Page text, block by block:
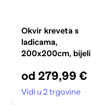
Okvir kreveta s
ladicama,
200x200cm, bijeli
od 279,99 €
Vidi u 2 trgovine